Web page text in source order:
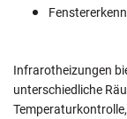
Infrarotheizungen
unterschiedliche